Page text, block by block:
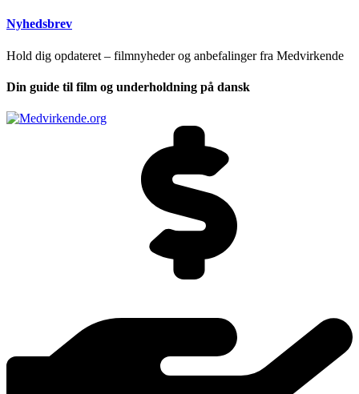
Nyhedsbrev
Hold dig opdateret – filmnyheder og anbefalinger fra Medvirkende
Din guide til film og underholdning på dansk